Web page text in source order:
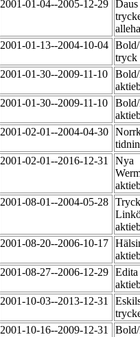
2001-01-04--2005-12-29 Daus
2001-01-13--2004-10-04 Bold/
tryck
2001-01-30--2009-11-10
2001-01-30--2009-11-10
2001-02-01--2004-04-30
2001-02-01--2016-12-31
Nya
2001-08-01--2004-05-28
2001-08-20--2006-10-17
2001-08-27--2006-12-29
2001-10-03--2013-12-31
2001-10-16--2009-12-31